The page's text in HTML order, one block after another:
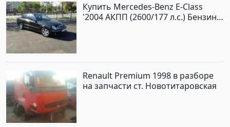
Купить Mercedes-Benz E-Class
'2004 АКПП (2600/177 л.с.) Бензин
Renault Premium 1998 в разборе
на запчасти ст. Новотитаровская